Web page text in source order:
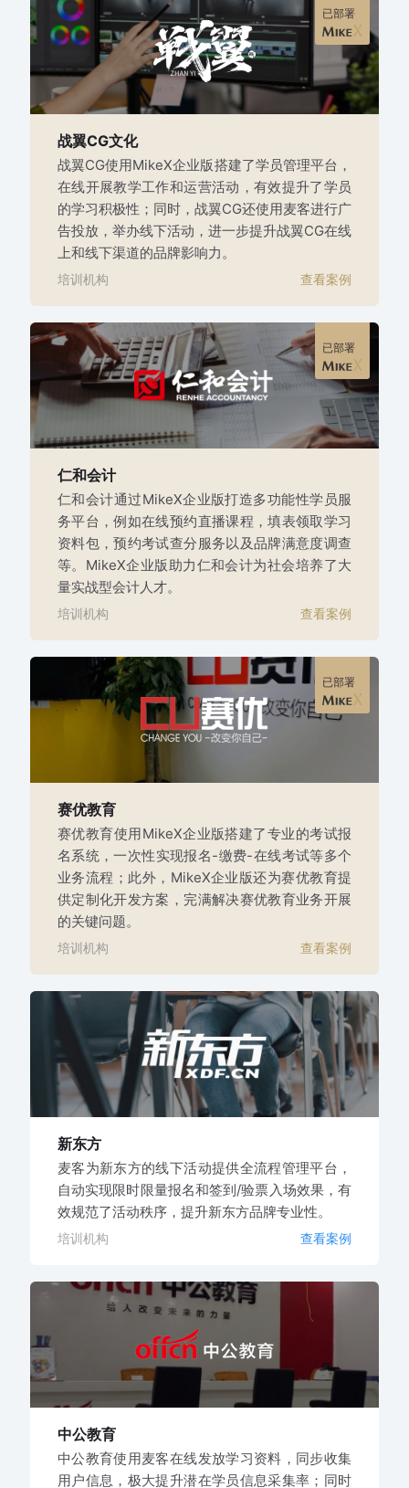
已部署
战翼CG文化
战翼CG使用MikeX企业版搭建了学员管理平台，
在线开展教学工作和运营活动，有效提升了学员
的学习积极性；同时，战翼CG还使用麦客进行广
告投放，举办线下活动，进一步提升战翼CG在线
上和线下渠道的品牌影响力。
培训机构 查看案例
已部署
仁和会计
仁和会计通过MikeX企业版打造多功能性学员服
务平台，例如在线预约直播课程，填表领取学习
资料包，预约考试查分服务以及品牌满意度调查
等。MikeX企业版助力仁和会计为社会培养了大
量实战型会计人才。
培训机构 查看案例
已部署
赛优教育
赛优教育使用MikeX企业版搭建了专业的考试报
名系统，一次性实现报名-缴费-在线考试等多个
业务流程；此外，MikeX企业版还为赛优教育提
供定制化开发方案，完满解决赛优教育业务开展
的关键问题。
培训机构 查看案例
新东方
麦客为新东方的线下活动提供全流程管理平台，
自动实现限时限量报名和签到/验票入场效果，有
效规范了活动秩序，提升新东方品牌专业性。
培训机构 查看案例
中公教育
中公教育使用麦客在线发放学习资料，同步收集
用户信息，极大提升潜在学员信息采集率；同时